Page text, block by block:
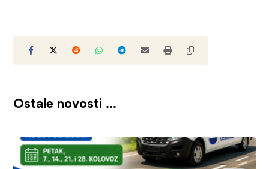
Ostale novosti ...